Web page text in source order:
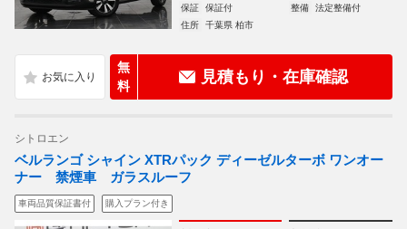
保証
保証付 整備
法定整備付
住所
千葉県 柏市
無
料
見積もり・在庫確認
シトロエン
ベルランゴ シャイン XTRパック ディーゼルターボ ワンオー
ナー 禁煙車 ガラスルーフ
車両品質保証書付 購入プラン付き